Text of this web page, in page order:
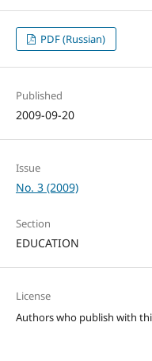
PDF (Russian)
Published
2009-09-20
Issue
No. 3 (2009)
Section
EDUCATION
License
Authors who publish with